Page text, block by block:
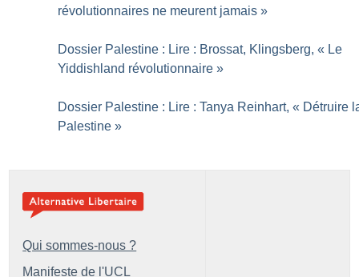
révolutionnaires ne meurent jamais »
Dossier Palestine : Lire : Brossat, Klingsberg, « Le
Yiddishland révolutionnaire »
Dossier Palestine : Lire : Tanya Reinhart, « Détruire
Palestine »
Qui sommes-nous ?
Manifeste de l'UCL